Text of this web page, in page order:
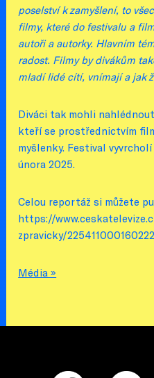
poselství k zamyšlení, to
filmy, které do festivalu a
autoři a autorky. Hlavním
radost. Filmy by divákům
mladí lidé cítí, vnímají a jak
Diváci tak mohli
kteří se prostřednictvím
myšlenky. Festival
února 2025.
Celou reportáž si můžete
https://
zpravicky/
Média »